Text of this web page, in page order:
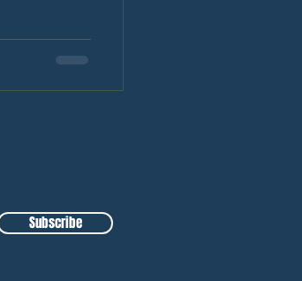
Subscribe